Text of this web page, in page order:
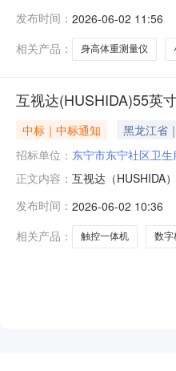
发布时间： 2026-06-02 11:56
相关产品：
身高体重测量仪
互视达(HUSHIDA)55英
中标｜中标通知 黑龙江省
招标单位： 东宁市东宁社区卫
正文内容： 互视达（HUSHIDA
间:2026-06-
发布时间： 2026-06-02 10:36
相关产品：
触控一体机 数字